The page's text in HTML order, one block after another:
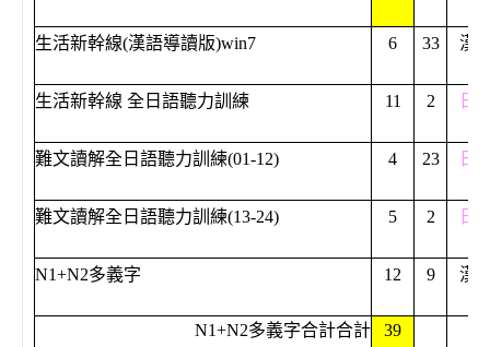
生活新幹線(漢語導讀版)win7 6 33 漢
生活新幹線 全日語聽力訓練 11 2 日
難文讀解全日語聽力訓練(01-12) 4 23 日
難文讀解全日語聽力訓練(13-24) 5 2 日
N1+N2多義字 12 9 漢
N1+N2多義字合計合計 39